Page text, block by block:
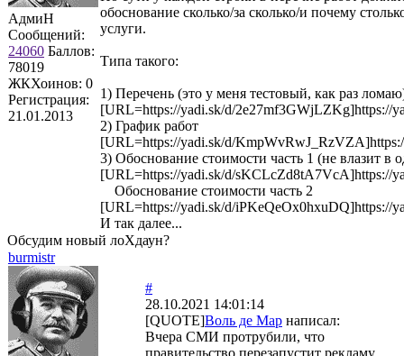
АдмиН
Сообщений:
24060 Баллов:
78019
ЖКХоинов: 0
Регистрация:
21.01.2013
обоснование сколько/за сколько/и почему
услуги.
Типа такого:
1) Перечень (это у меня тестовый, как раз
[URL=https://yadi.sk/d/2e27mf3GWjLZKg]https://
2) График работ
[URL=https://yadi.sk/d/
3) Обоснование стоимости часть 1 (не влазит в
[URL=https://yadi.sk/d/sKCLcZd8tA7VcA]https://
Обоснование стоимости часть 2
[URL=https://yadi.sk/d/iPKeQeOx0hxuDQ]https://
И так далее...
Обсудим новый лоХдаун?
burmistr
#
28.10.2021 14:01:14
[QUOTE]Воль де Мар написал:
Вчера СМИ протрубили, что
правительство перезапустит рекламу